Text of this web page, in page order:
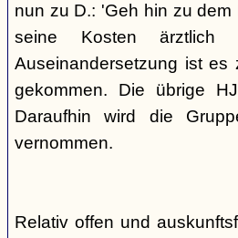
nun zu D.: 'Geh hin zu
seine Kosten ärztlich
Auseinandersetzung ist
gekommen. Die übrige
Daraufhin wird die
vernommen.
Relativ offen und